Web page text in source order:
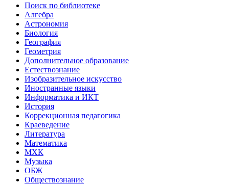
Поиск по библиотеке
Алгебра
Астрономия
Биология
География
Геометрия
Дополнительное образование
Естествознание
Изобразительное искусство
Иностранные языки
Информатика и ИКТ
История
Коррекционная педагогика
Краеведение
Литература
Математика
МХК
Музыка
ОБЖ
Обществознание